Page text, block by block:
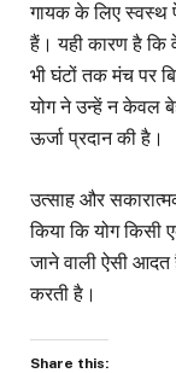
गायक के लिए स्वस्थ
हैं। यही कारण है
भी घंटों तक मंच पर
योग ने उन्हें न केवल
ऊर्जा प्रदान की है।
उत्साह और
किया कि योग किसी
जाने वाली ऐसी
करती है।
Share this: